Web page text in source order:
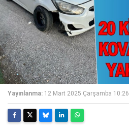
Yayınlanma: 12 Mart 2025 Çarşamba 10:26